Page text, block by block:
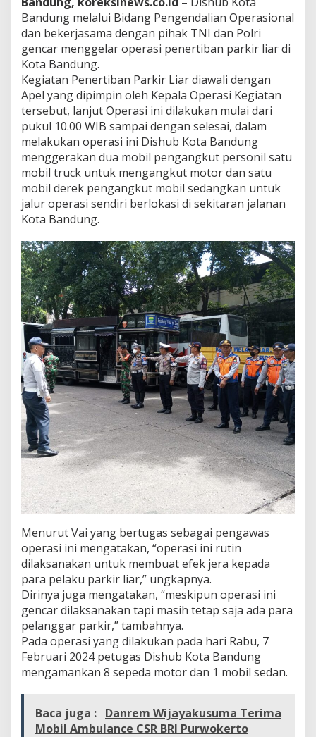
O
p
e
r
i
P
e
n
e
r
t
i
b
n
r
k
i
r
L
i
a
r
Bandung melalui Bidang Pengendalian Operasional
dan bekerjasama dengan pihak TNI dan Polri
gencar menggelar operasi penertiban parkir liar di
Kota Bandung.
Kegiatan Penertiban Parkir Liar diawali dengan
Apel yang dipimpin oleh Kepala Operasi Kegiatan
tersebut, lanjut Operasi ini dilakukan mulai dari
pukul 10.00 WIB sampai dengan selesai, dalam
melakukan operasi ini Dishub Kota Bandung
menggerakan dua mobil pengangkut personil satu
mobil truck untuk mengangkut motor dan satu
mobil derek pengangkut mobil sedangkan untuk
jalur operasi sendiri berlokasi di sekitaran jalanan
Kota Bandung.
Menurut Vai yang bertugas sebagai pengawas
operasi ini mengatakan, “operasi ini rutin
dilaksanakan untuk membuat efek jera kepada
para pelaku parkir liar,” ungkapnya.
Dirinya juga mengatakan, “meskipun operasi ini
gencar dilaksanakan tapi masih tetap saja ada para
pelanggar parkir,” tambahnya.
Pada operasi yang dilakukan pada hari Rabu, 7
Februari 2024 petugas Dishub Kota Bandung
mengamankan 8 sepeda motor dan 1 mobil sedan.
Baca juga : Danrem Wijayakusuma Terima
Mobil Ambulance CSR BRI Purwokerto